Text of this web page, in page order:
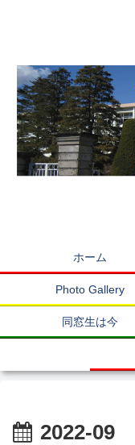
ホーム
Photo Gallery
同窓生は今
2022-09